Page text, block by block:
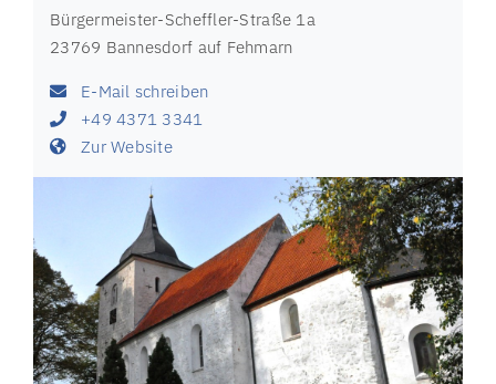
Bürgermeister-Scheffler-Straße 1a
23769 Bannesdorf auf Fehmarn
E-Mail schreiben
+49 4371 3341
Zur Website